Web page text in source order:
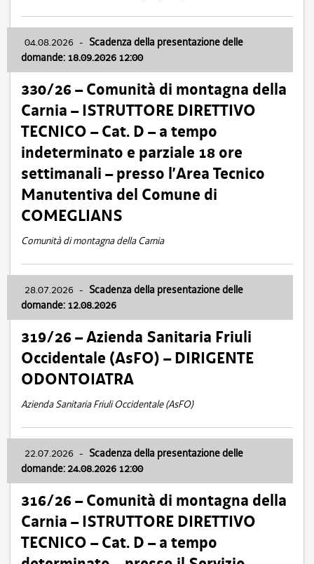
04.08.2026 - Scadenza della presentazione delle
domande: 18.09.2026 12:00
330/26 – Comunità di montagna della
Carnia – ISTRUTTORE DIRETTIVO
TECNICO – Cat. D – a tempo
indeterminato e parziale 18 ore
settimanali – presso l’Area Tecnico
Manutentiva del Comune di
COMEGLIANS
Comunità di montagna della Carnia
28.07.2026 - Scadenza della presentazione delle
domande: 12.08.2026
319/26 – Azienda Sanitaria Friuli
Occidentale (AsFO) – DIRIGENTE
ODONTOIATRA
Azienda Sanitaria Friuli Occidentale (AsFO)
22.07.2026 - Scadenza della presentazione delle
domande: 24.08.2026 12:00
316/26 – Comunità di montagna della
Carnia – ISTRUTTORE DIRETTIVO
TECNICO – Cat. D – a tempo